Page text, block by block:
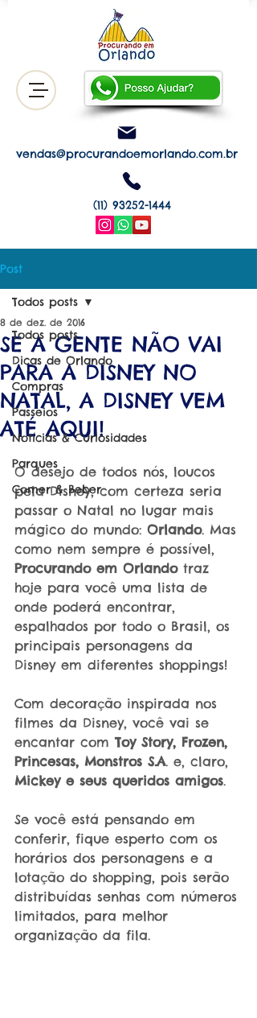
vendas@procurandoemorlando.com.br
(11) 93252-1444
Post
Todos posts
Dicas de Orlando
Compras
Passeios
Notícias & Curiosidades
Parques
Comer & Beber
Todos posts
SE A GENTE NÃO VAI
PARA A DISNEY NO
NATAL, A DISNEY VEM
ATÉ AQUI!
8 de dez. de 2016
O desejo de todos nós, loucos
pela Disney, com certeza seria
passar o Natal no lugar mais
mágico do mundo: Orlando. Mas
como nem sempre é possível,
Procurando em Orlando traz
hoje para você uma lista de
onde poderá encontrar,
espalhados por todo o Brasil, os
principais personagens da
Disney em diferentes shoppings!
Com decoração inspirada nos
filmes da Disney, você vai se
encantar com Toy Story, Frozen,
Princesas, Monstros S.A. e, claro,
Mickey e seus queridos amigos.
Se você está pensando em
conferir, fique esperto com os
horários dos personagens e a
lotação do shopping, pois serão
distribuídas senhas com números
limitados, para melhor
organização da fila.